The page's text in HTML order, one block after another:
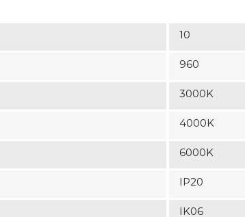
10
960
3000K
4000K
6000K
IP20
IK06